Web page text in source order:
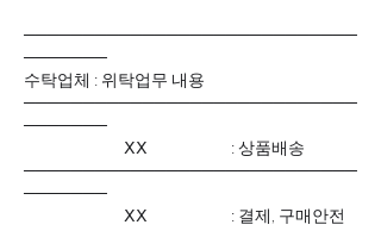
────────────────────────────
───────
수탁업체 : 위탁업무 내용
────────────────────────────
───────
ⅩⅩ : 상품배송
────────────────────────────
───────
ⅩⅩ : 결제, 구매안전